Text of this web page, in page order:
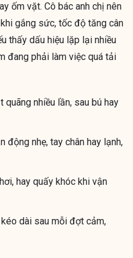
ốm vặt. Cô bác anh chị nên
gắng sức, tốc độ tăng cân
thấy dấu hiệu lặp lại nhiều
đang phải làm việc quá tải
quãng nhiều lần, sau bú hay
động nhẹ, tay chân hay lạnh,
hay quấy khóc khi vận
dài sau mỗi đợt cảm,